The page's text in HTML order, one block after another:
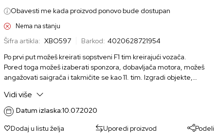
Obavesti me kada proizvod ponovo bude dostupan
Nema na stanju
Šifra artikla: XBO597 Barkod: 4020628721954
Po prvi put možeš kreirati sopstveni F1 tim kreirajući vozača.
Pored toga možeš izaberati sponzora, dobavljača motora, možeš
angažovati saigrača i takmičite se kao 11. tim. Izgradi objekte,
Vidi više
Datum izlaska:10.07.2020
Dodaj u listu želja Uporedi proizvod Podeli